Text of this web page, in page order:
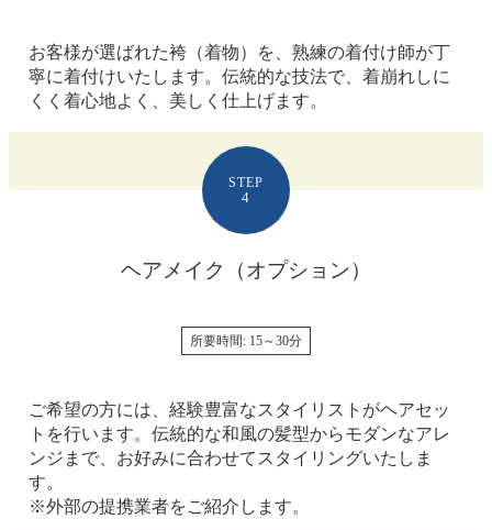
お客様が選ばれた袴（着物）を、熟練の着付け師が丁
寧に着付けいたします。伝統的な技法で、着崩れしに
くく着心地よく、美しく仕上げます。
STEP
4
ヘアメイク （オプション）
所要時間: 15～30分
ご希望の方には、経験豊富なスタイリストがヘアセッ
トを行います。伝統的な和風の髪型からモダンなアレ
ンジまで、お好みに合わせてスタイリングいたしま
す。
※外部の提携業者をご紹介します。